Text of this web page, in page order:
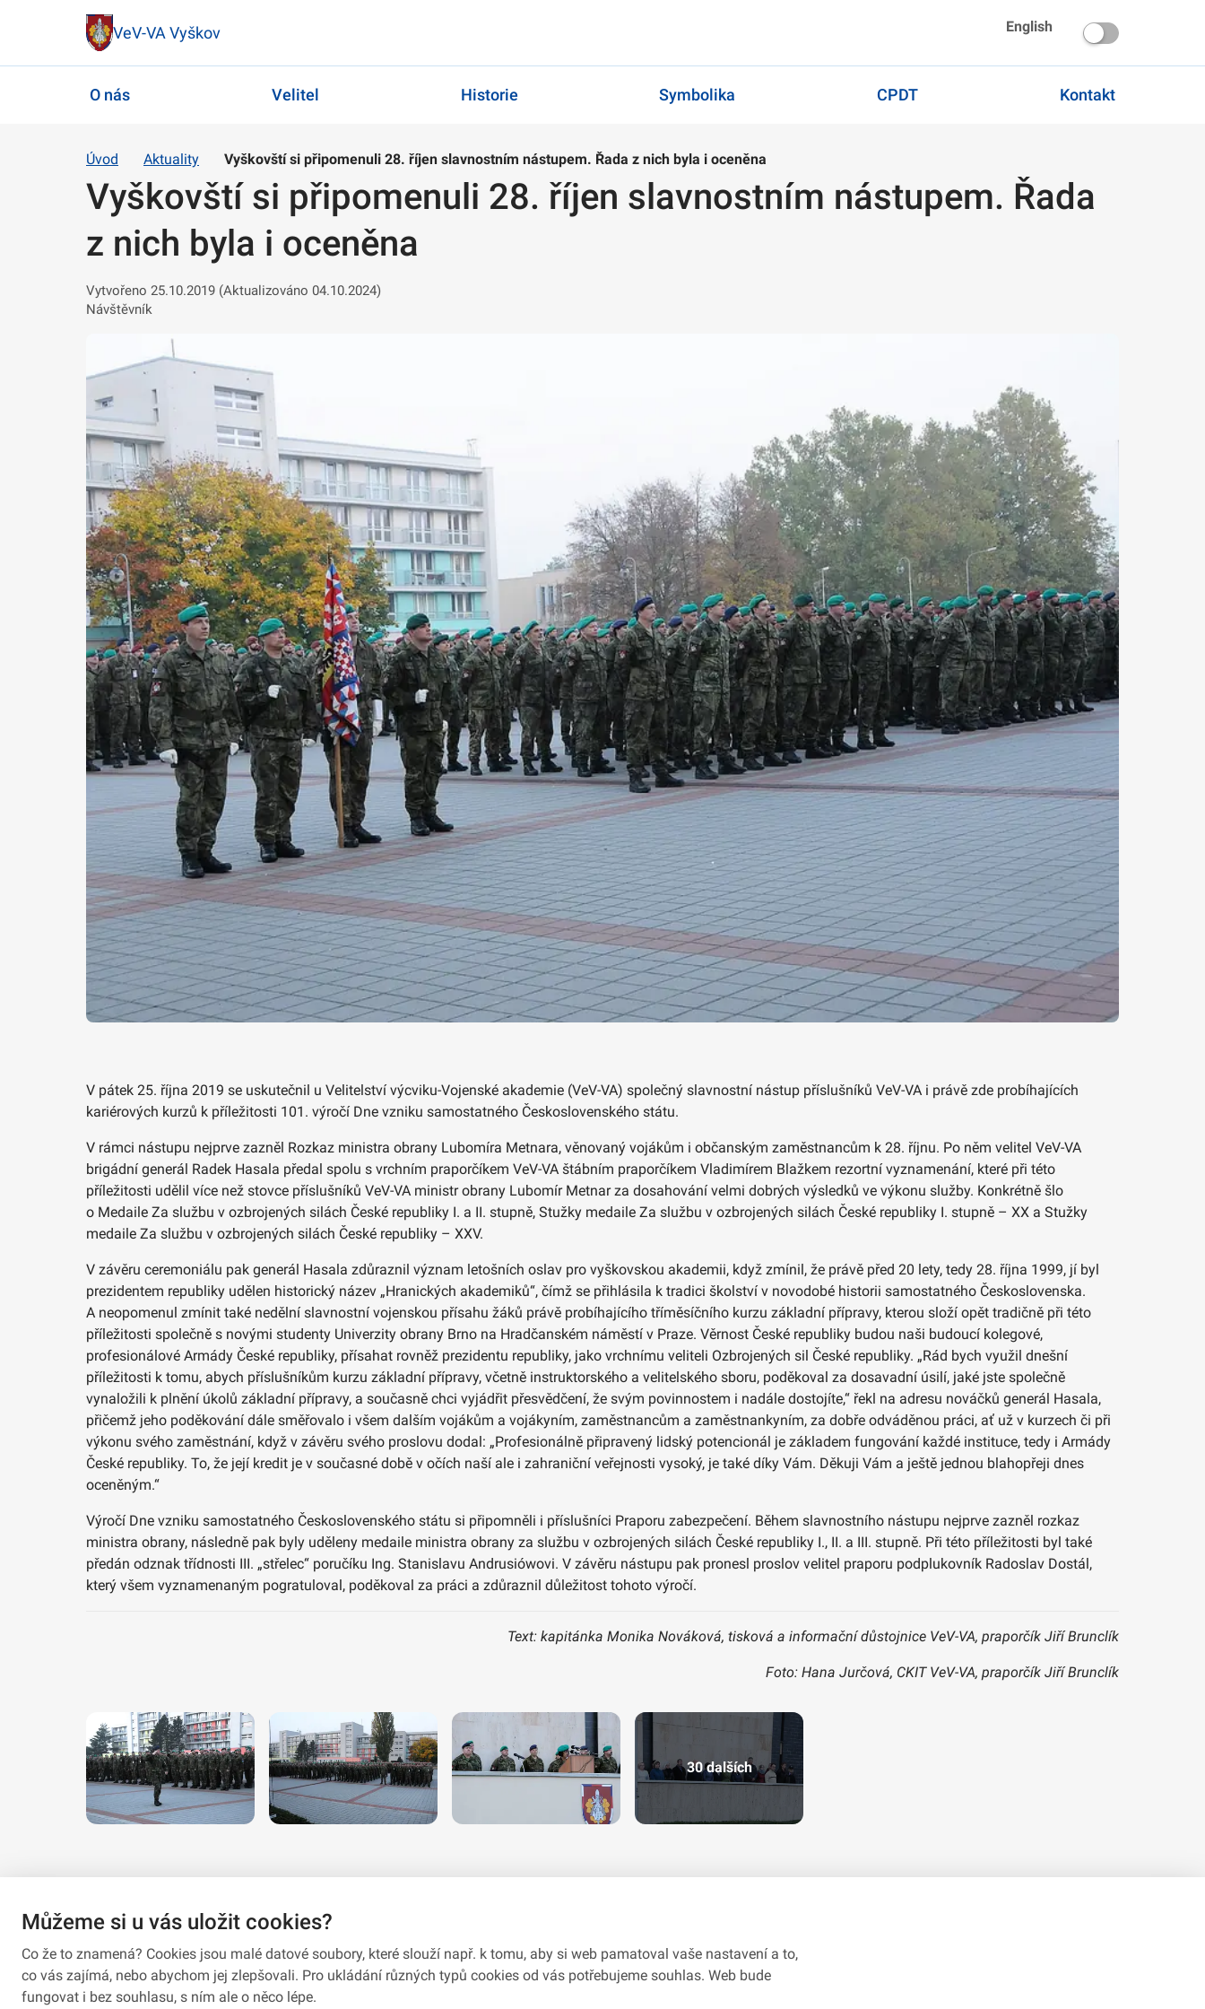
VeV-VA Vyškov English
O nás Velitel Historie Symbolika CPDT Kontakt
Úvod Aktuality Vyškovští si připomenuli 28. říjen slavnostním nástupem. Řada z nich byla i oceněna
Vyškovští si připomenuli 28. říjen slavnostním nástupem. Řada
z nich byla i oceněna
Vytvořeno 25.10.2019 (Aktualizováno 04.10.2024)
Návštěvník
V pátek 25. října 2019 se uskutečnil u Velitelství výcviku-Vojenské akademie (VeV-VA) společný slavnostní nástup příslušníků VeV-VA i právě zde probíhajících
kariérových kurzů k příležitosti 101. výročí Dne vzniku samostatného Československého státu.
V rámci nástupu nejprve zazněl Rozkaz ministra obrany Lubomíra Metnara, věnovaný vojákům i občanským zaměstnancům k 28. říjnu. Po něm velitel VeV-VA
brigádní generál Radek Hasala předal spolu s vrchním praporčíkem VeV-VA štábním praporčíkem Vladimírem Blažkem rezortní vyznamenání, které při této
příležitosti udělil více než stovce příslušníků VeV-VA ministr obrany Lubomír Metnar za dosahování velmi dobrých výsledků ve výkonu služby. Konkrétně šlo
o Medaile Za službu v ozbrojených silách České republiky I. a II. stupně, Stužky medaile Za službu v ozbrojených silách České republiky I. stupně – XX a Stužky
medaile Za službu v ozbrojených silách České republiky – XXV.
V závěru ceremoniálu pak generál Hasala zdůraznil význam letošních oslav pro vyškovskou akademii, když zmínil, že právě před 20 lety, tedy 28. října 1999, jí byl
prezidentem republiky udělen historický název „Hranických akademiků“, čímž se přihlásila k tradici školství v novodobé historii samostatného Československa.
A neopomenul zmínit také nedělní slavnostní vojenskou přísahu žáků právě probíhajícího tříměsíčního kurzu základní přípravy, kterou složí opět tradičně při této
příležitosti společně s novými studenty Univerzity obrany Brno na Hradčanském náměstí v Praze. Věrnost České republiky budou naši budoucí kolegové,
profesionálové Armády České republiky, přísahat rovněž prezidentu republiky, jako vrchnímu veliteli Ozbrojených sil České republiky. „Rád bych využil dnešní
příležitosti k tomu, abych příslušníkům kurzu základní přípravy, včetně instruktorského a velitelského sboru, poděkoval za dosavadní úsilí, jaké jste společně
vynaložili k plnění úkolů základní přípravy, a současně chci vyjádřit přesvědčení, že svým povinnostem i nadále dostojíte,“ řekl na adresu nováčků generál Hasala,
přičemž jeho poděkování dále směřovalo i všem dalším vojákům a vojákyním, zaměstnancům a zaměstnankyním, za dobře odváděnou práci, ať už v kurzech či při
výkonu svého zaměstnání, když v závěru svého proslovu dodal: „Profesionálně připravený lidský potencionál je základem fungování každé instituce, tedy i Armády
České republiky. To, že její kredit je v současné době v očích naší ale i zahraniční veřejnosti vysoký, je také díky Vám. Děkuji Vám a ještě jednou blahopřeji dnes
oceněným.“
Výročí Dne vzniku samostatného Československého státu si připomněli i příslušníci Praporu zabezpečení. Během slavnostního nástupu nejprve zazněl rozkaz
ministra obrany, následně pak byly uděleny medaile ministra obrany za službu v ozbrojených silách České republiky I., II. a III. stupně. Při této příležitosti byl také
předán odznak třídnosti III. „střelec“ poručíku Ing. Stanislavu Andrusiówovi. V závěru nástupu pak pronesl proslov velitel praporu podplukovník Radoslav Dostál,
který všem vyznamenaným pogratuloval, poděkoval za práci a zdůraznil důležitost tohoto výročí.
Text: kapitánka Monika Nováková, tisková a informační důstojnice VeV-VA, praporčík Jiří Brunclík
Foto: Hana Jurčová, CKIT VeV-VA, praporčík Jiří Brunclík
30 dalších
Můžeme si u vás uložit cookies?
Co že to znamená? Cookies jsou malé datové soubory, které slouží např. k tomu, aby si web pamatoval vaše nastavení a to,
co vás zajímá, nebo abychom jej zlepšovali. Pro ukládání různých typů cookies od vás potřebujeme souhlas. Web bude
fungovat i bez souhlasu, s ním ale o něco lépe.